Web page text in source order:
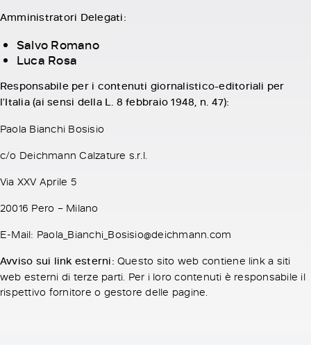
Amministratori Delegati:
Salvo Romano
Luca Rosa
Responsabile per i contenuti giornalistico-editoriali per
l'Italia (ai sensi della L. 8 febbraio 1948, n. 47):
Paola Bianchi Bosisio
c/o Deichmann Calzature s.r.l.
Via XXV Aprile 5
20016 Pero – Milano
E-Mail: Paola_Bianchi_Bosisio@deichmann.com
Avviso sui link esterni: Questo sito web contiene link a siti
web esterni di terze parti. Per i loro contenuti è responsabile il
rispettivo fornitore o gestore delle pagine.